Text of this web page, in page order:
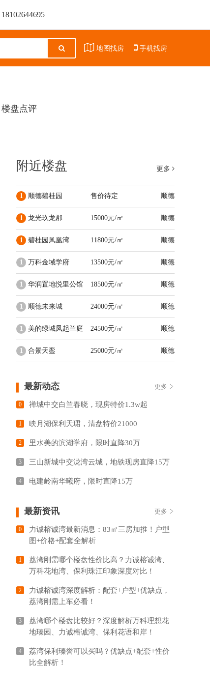
18102644695
地图找房 手机找房
楼盘点评
附近楼盘 更多
1 顺德碧桂园 售价待定 顺德
1 龙光玖龙郡 15000元/㎡ 顺德
1 碧桂园凤凰湾 11800元/㎡ 顺德
1 万科金域学府 13500元/㎡ 顺德
1 华润置地悦里公馆 18500元/㎡ 顺德
1 顺德未来城 24000元/㎡ 顺德
1 美的绿城凤起兰庭 24500元/㎡ 顺德
1 合景天銮 25000元/㎡ 顺德
最新动态 更多
0 禅城中交白兰春晓，现房特价1.3w起
1 映月湖保利天珺，清盘特价21000
2 里水美的滨湖学府，限时直降30万
3 三山新城中交泷湾云城，地铁现房直降15万
4 电建岭南华曦府，限时直降15万
最新资讯 更多
0
力诚榕诚湾最新消息：83㎡三房加推！户型
图+价格+配套全解析
1
荔湾刚需哪个楼盘性价比高？力诚榕诚湾、
万科花地湾、保利珠江印象深度对比！
2
力诚榕诚湾深度解析：配套+户型+优缺点，
荔湾刚需上车必看！
3
荔湾哪个楼盘比较好？深度解析万科理想花
地瑧园、力诚榕诚湾、保利花语和岸！
4
荔湾保利瑧誉可以买吗？优缺点+配套+性价
比全解析！